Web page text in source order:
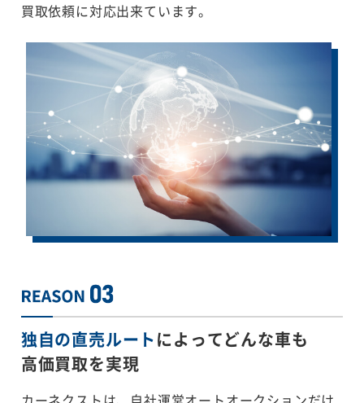
買取依頼に対応出来ています。
独自の直売ルートによってどんな車も
高価買取を実現